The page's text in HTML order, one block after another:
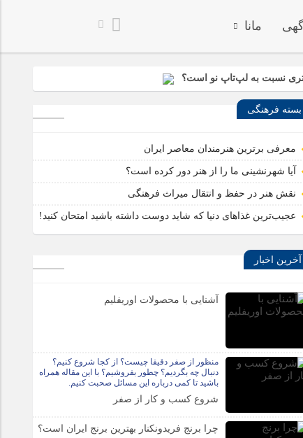
مانا
نسبت به لپ‌تاپ نو است؟
قدرت و مانور پاراموتور
بسته فرهنگی
معرفی برترین هنرمندان معاصر ایران
آیا شهرنشینی ما را از هنر دور کرده است؟
نقش هنر در حفظ و انتقال میراث فرهنگی
عجیب‌ترین غذاهای دنیا که شاید دوست داشته باشید امتحان کنید!
آخرین اخبار
آشنایی با محصولات اوریفلیم
منظور از صفر دقیقا چیست؟ از کجا شروع کنیم؟
دنبال چه بگردیم؟ چطور بفروشیم؟ با این مقاله همراه
باشید تا کمی درباره این مسائل صحبت کنیم.
شروع کسب و کار از صفر
چرا برنج فریدونکنار بهترین برنج ایران است؟